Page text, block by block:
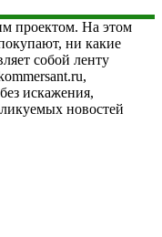
проектом. На этом
ни какие
собой ленту
искажения,
новостей